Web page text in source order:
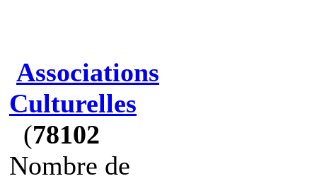
Associations
Culturelles
(78102
Nombre de